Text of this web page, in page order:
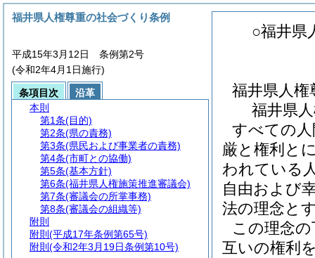
○福井県
福井県人
福井県
すべての
厳と権利と
われている
自由および
法の理念と
この理念
互いの権利
福井県人権尊重の社会づくり条例
平成15年3月12日 条例第2号
(令和2年4月1日施行)
条項目次
沿革
本則
第1条(目的)
第2条(県の責務)
第3条(県民および事業者の責務)
第4条(市町との協働)
第5条(基本方針)
第6条(福井県人権施策推進審議会)
第7条(審議会の所掌事務)
第8条(審議会の組織等)
附則
附則 (平成17年条例第65号)
附則 (令和2年3月19日条例第10号)